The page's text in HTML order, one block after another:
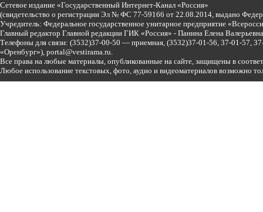
Сетевое издание «Государственный Интернет-Канал «Россия»
(свидетельство о регистрации Эл № ФС 77-59166 от 22.08.2014, выдано
Учредитель: Федеральное государственное унитарное предприятие
Главный редактор Главной редакции ГИК «Россия» - Панина Елена
Телефоны для связи: (3532)37-00-50 — приемная, (3532)37-01-56, 37-01-57,
«Оренбург»), portal@vestirama.ru.
Все права на любые материалы, опубликованные на сайте, защищены в
Любое использование текстовых, фото, аудио и видеоматериалов возможно